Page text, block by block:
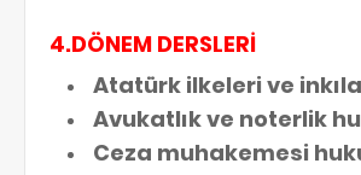
4.DÖNEM DERSLERİ
Atatürk ilkeleri ve
Avukatlık ve noterlik
Ceza muhakemesi